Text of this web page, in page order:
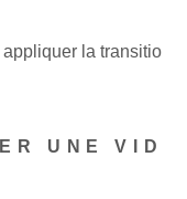
la transitio
UNE VID